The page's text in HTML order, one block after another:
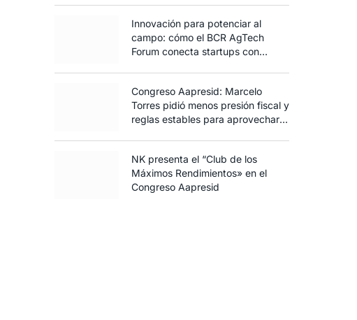
Innovación para potenciar al
campo: cómo el BCR AgTech
Forum conecta startups con
Congreso Aapresid: Marcelo
Torres pidió menos presión fiscal y
reglas estables para aprovechar
NK presenta el “Club de los
Máximos Rendimientos» en el
Congreso Aapresid